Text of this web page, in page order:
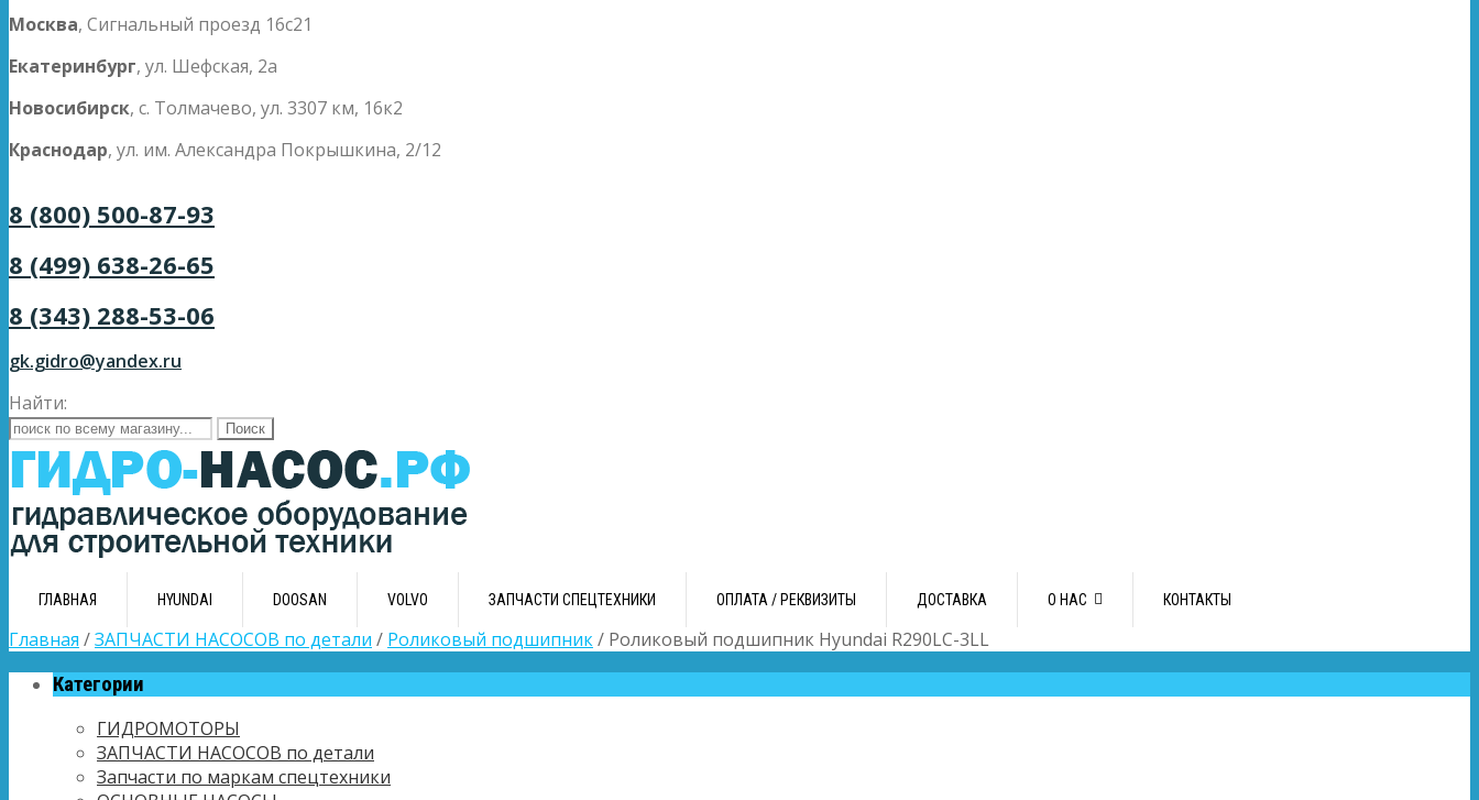
Москва, Сигнальный проезд 16с21
Екатеринбург, ул. Шефская, 2а
Новосибирск, с. Толмачево, ул. 3307 км, 16к2
Краснодар, ул. им. Александра Покрышкина, 2/12
8 (800) 500-87-93
8 (499) 638-26-65
8 (343) 288-53-06
gk.gidro@yandex.ru
Найти:
ГЛАВНАЯ HYUNDAI DOOSAN VOLVO ЗАПЧАСТИ СПЕЦТЕХНИКИ ОПЛАТА / РЕКВИЗИТЫ ДОСТАВКА О НАС КОНТАКТЫ
Главная /ЗАПЧАСТИ НАСОСОВ по детали / Роликовый подшипник/ Роликовый подшипник Hyundai R290LC-3LL
Категории
ГИДРОМОТОРЫ
ЗАПЧАСТИ НАСОСОВ по детали
Запчасти по маркам спецтехники